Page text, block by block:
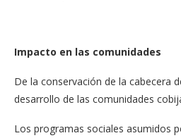
Impacto en las comunidades
De la conservación de la cabecera
desarrollo de las comunidades
Los programas sociales asumidos